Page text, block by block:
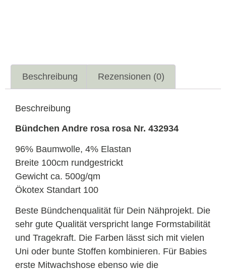
Beschreibung Rezensionen (0)
Beschreibung
Bündchen Andre rosa rosa Nr. 432934
96% Baumwolle, 4% Elastan
Breite 100cm rundgestrickt
Gewicht ca. 500g/qm
Ökotex Standart 100
Beste Bündchenqualität für Dein Nähprojekt. Die
sehr gute Qualität verspricht lange Formstabilität
und Tragekraft. Die Farben lässt sich mit vielen
Uni oder bunte Stoffen kombinieren. Für Babies
erste Mitwachshose ebenso wie die